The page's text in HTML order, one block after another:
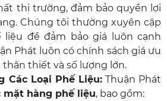
thị trường, đảm bảo quyền lợi
Chúng tôi thường xuyên cập
liệu để đảm bảo giá luôn cạnh
Phát luôn có chính sách giá ưu
thiết và số lượng lớn.
Các Loại Phế Liệu:Thuận Phát
hàng phế liệu, bao gồm: